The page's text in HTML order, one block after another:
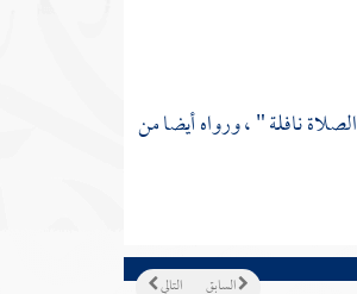
نافلة " ، ورواه أيضا من
التالي السابق